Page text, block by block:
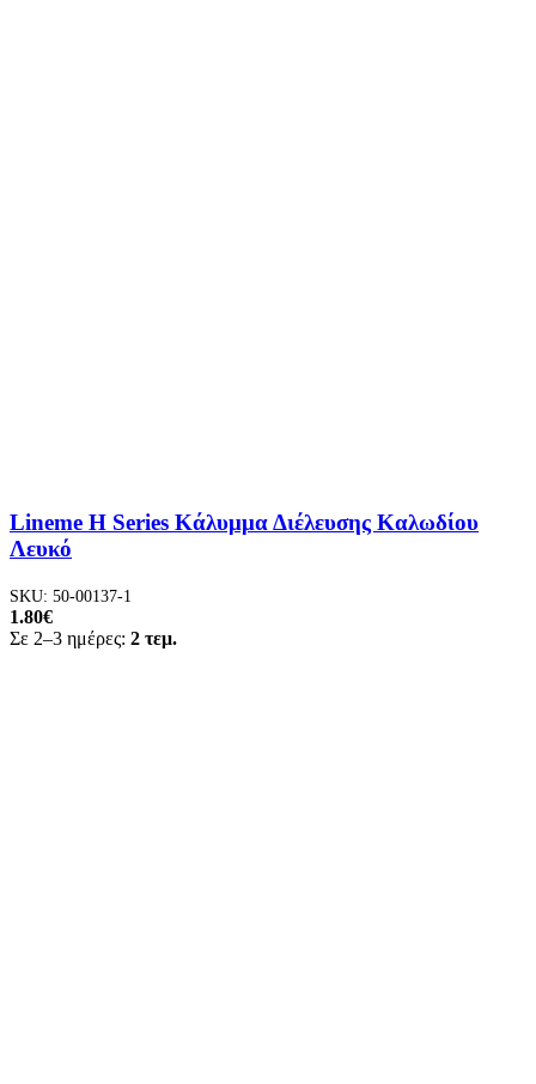
Lineme H Series Κάλυμμα Διέλευσης Καλωδίου
Λευκό
SKU: 50-00137-1
1.80€
Σε 2–3 ημέρες: 2 τεμ.